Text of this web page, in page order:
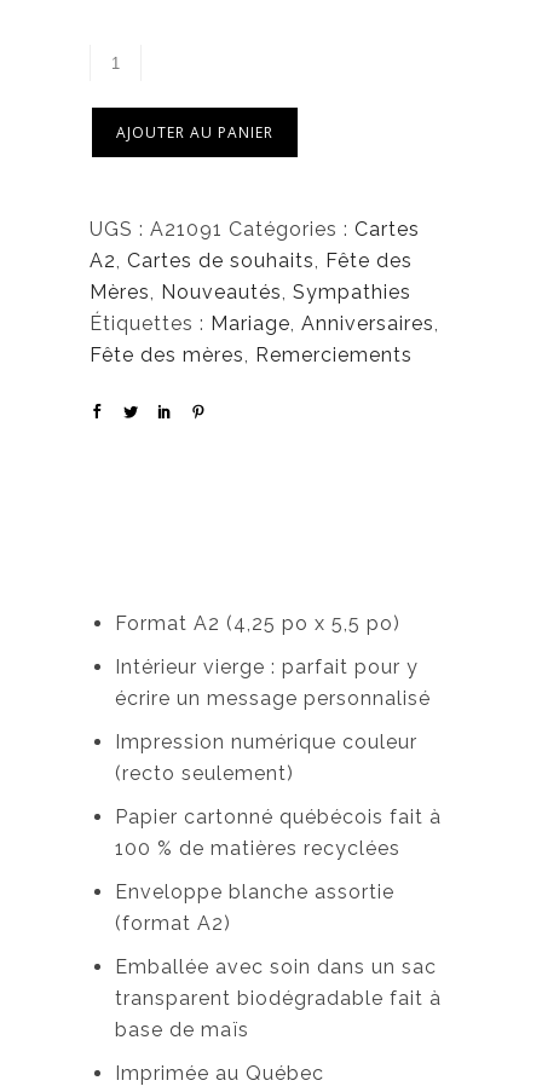
AJOUTER AU PANIER
UGS : A21091 Catégories : Cartes
A2, Cartes de souhaits, Fête des
Mères, Nouveautés, Sympathies
Étiquettes : Mariage, Anniversaires,
Fête des mères, Remerciements
Format A2 (4,25 po x 5,5 po)
Intérieur vierge : parfait pour y
écrire un message personnalisé
Impression numérique couleur
(recto seulement)
Papier cartonné québécois fait à
100 % de matières recyclées
Enveloppe blanche assortie
(format A2)
Emballée avec soin dans un sac
transparent biodégradable fait à
base de maïs
Imprimée au Québec